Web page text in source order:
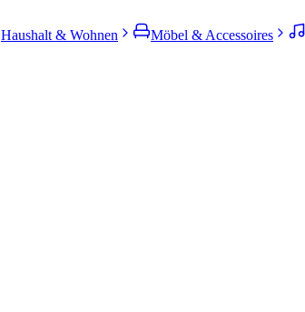
Haushalt & Wohnen Möbel & Accessoires